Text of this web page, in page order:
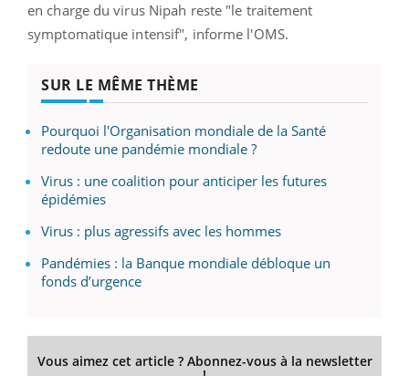
en charge du virus Nipah reste "le traitement
symptomatique intensif", informe l'OMS.
SUR LE MÊME THÈME
Pourquoi l'Organisation mondiale de la Santé
redoute une pandémie mondiale ?
Virus : une coalition pour anticiper les futures
épidémies
Virus : plus agressifs avec les hommes
Pandémies : la Banque mondiale débloque un
fonds d’urgence
Vous aimez cet article ? Abonnez-vous à la newsletter